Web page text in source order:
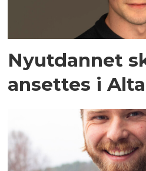
Nyutdannet
ansettes i Alta